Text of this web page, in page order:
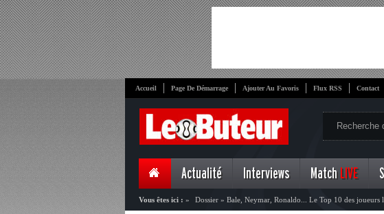
Accueil Page De Démarrage Ajouter Au Favoris Flux RSS Contact
Actualité Interviews Match LIVE
Vous êtes ici : » Dossier » Bale, Neymar, Ronaldo... Le Top 10 des joueurs